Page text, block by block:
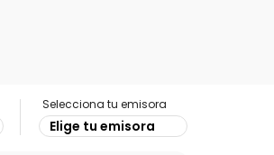
Selecciona tu emisora
Elige tu emisora